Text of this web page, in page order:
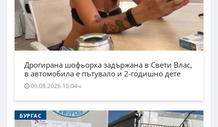
Дрогирана шофьорка задържана в Свети Влас,
в автомобила е пътувало и 2-годишно дете
06.08.2026 15:04ч.
БУРГАС